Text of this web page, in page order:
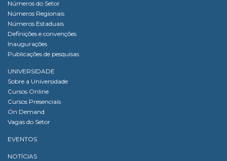
Números do Setor
Números Regionais
Números Estaduais
Definições e convenções
Inaugurações
Publicações de pesquisas
UNIVERSIDADE
Sobre a Universidade
Cursos Online
Cursos Presenciais
On Demand
Vagas do Setor
EVENTOS
NOTÍCIAS